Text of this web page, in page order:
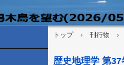
トップ › 刊行物 ›
歴史地理学 第